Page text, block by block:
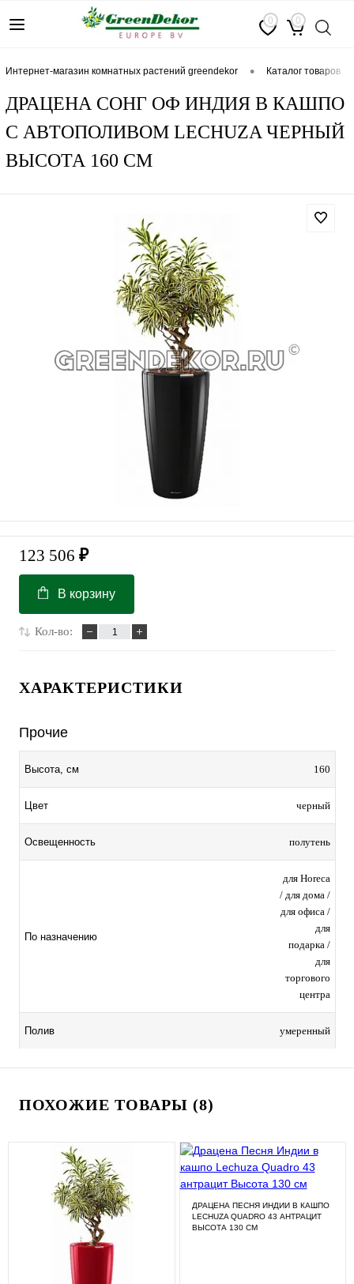
0 0
интернет-магазин комнатных растений greendekor • каталог товаров
ДРАЦЕНА СОНГ ОФ ИНДИЯ В КАШПО
С АВТОПОЛИВОМ LECHUZA ЧЕРНЫЙ
ВЫСОТА 160 СМ
123 506 ₽
В корзину
Кол-во:
ХАРАКТЕРИСТИКИ
Прочие
Высота, см 160
Цвет черный
Освещенность полутень
По назначению
для Horeca
/ для дома /
для офиса /
для
подарка /
для
торгового
центра
Полив умеренный
ПОХОЖИЕ ТОВАРЫ (8)
ДРАЦЕНА ПЕСНЯ ИНДИИ В КАШПО
LECHUZA QUADRO 43 АНТРАЦИТ
ВЫСОТА 130 СМ